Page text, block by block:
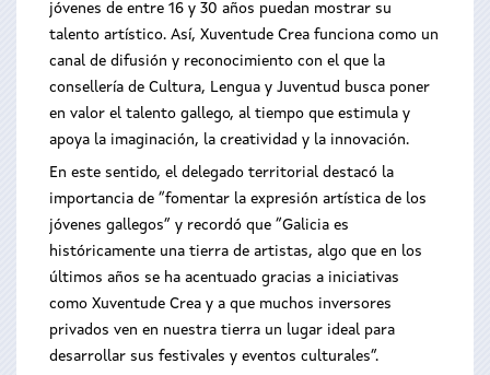
jóvenes de entre 16 y 30 años puedan mostrar su
talento artístico. Así, Xuventude Crea funciona como un
canal de difusión y reconocimiento con el que la
consellería de Cultura, Lengua y Juventud busca poner
en valor el talento gallego, al tiempo que estimula y
apoya la imaginación, la creatividad y la innovación.
En este sentido, el delegado territorial destacó la
importancia de “fomentar la expresión artística de los
jóvenes gallegos” y recordó que “Galicia es
históricamente una tierra de artistas, algo que en los
últimos años se ha acentuado gracias a iniciativas
como Xuventude Crea y a que muchos inversores
privados ven en nuestra tierra un lugar ideal para
desarrollar sus festivales y eventos culturales”.